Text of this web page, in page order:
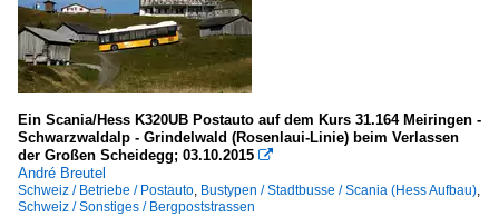
Ein Scania/Hess K320UB Postauto auf dem Kurs 31.164 Meiringen -
Schwarzwaldalp - Grindelwald (Rosenlaui-Linie) beim Verlassen
der Großen Scheidegg; 03.10.2015 
André Breutel
Schweiz / Betriebe / Postauto, Bustypen / Stadtbusse / Scania (Hess Aufbau),
Schweiz / Sonstiges / Bergpoststrassen